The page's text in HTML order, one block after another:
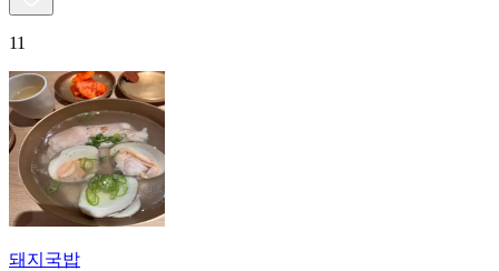
11
돼지국밥